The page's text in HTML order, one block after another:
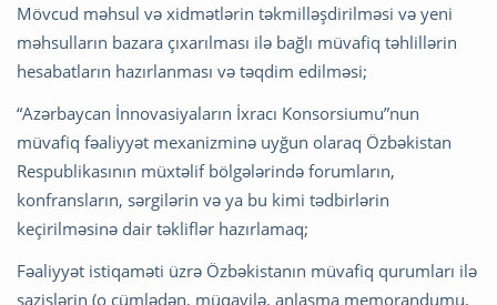
Mövcud məhsul və xidmətlərin təkmilləşdirilməsi və yeni
məhsulların bazara çıxarılması ilə bağlı müvafiq təhlillərin
hesabatların hazırlanması və təqdim edilməsi;
“Azərbaycan İnnovasiyaların İxracı Konsorsiumu”nun
müvafiq fəaliyyət mexanizminə uyğun olaraq Özbəkistan
Respublikasının müxtəlif bölgələrində forumların,
konfransların, sərgilərin və ya bu kimi tədbirlərin
keçirilməsinə dair təkliflər hazırlamaq;
Fəaliyyət istiqaməti üzrə Özbəkistanın müvafiq qurumları ilə
sazişlərin (o cümlədən, müqavilə, anlaşma memorandumu,